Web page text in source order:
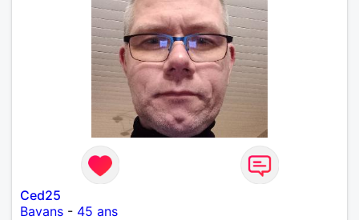
Ced25
Bavans - 45 ans